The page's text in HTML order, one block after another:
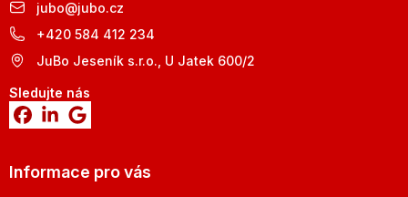
jubo@jubo.cz
+420 584 412 234
JuBo Jeseník s.r.o., U Jatek 600/2
Sledujte nás
Informace pro vás